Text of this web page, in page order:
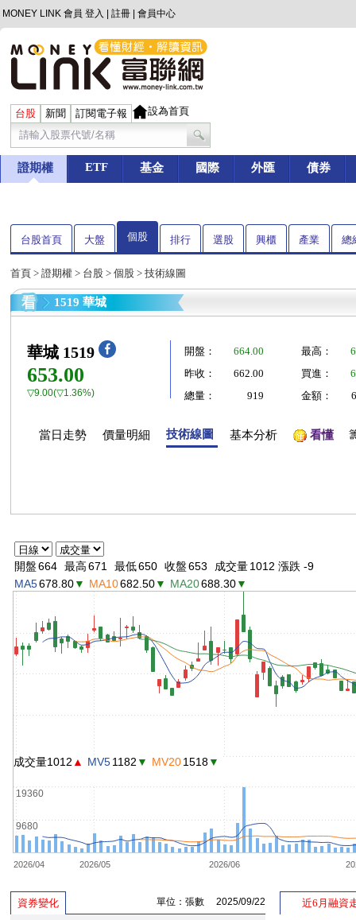
MONEY LINK 會員 登入 註冊 會員中心
台股 新聞 訂閱電子報 設為首頁
證期權 ETF 基金 國際 外匯 債券
台股首頁 大盤 個股 排行 選股 興櫃 產業 總
首頁 > 證期權 > 台股 > 個股 > 技術線圖
1519 華城
華城 1519
653.00
▽9.00(▽1.36%)
開盤： 664.00 最高：
昨收：
662.00 買進：
總量：
919 金額：
當日走勢 價量明細 技術線圖 基本分析 看懂
開盤664 最高671 最低650 收盤653 成交量1012 漲跌 -9
MA5678.80▼ MA10682.50▼ MA20688.30▼
2026/04 2026/05 2026/06
9680
19360
成交量1012 ▲ MV51182 ▼ MV201518▼
資券變化 單位：張數 2025/09/22 近6月融資